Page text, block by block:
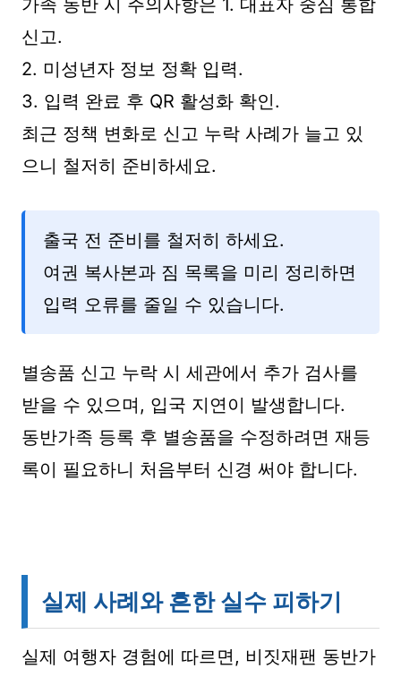
가족 동반 시 주의사항은 1. 대표자 중심 통합
신고.
2. 미성년자 정보 정확 입력.
3. 입력 완료 후 QR 활성화 확인.
최근 정책 변화로 신고 누락 사례가 늘고 있
으니 철저히 준비하세요.
출국 전 준비를 철저히 하세요.
여권 복사본과 짐 목록을 미리 정리하면
입력 오류를 줄일 수 있습니다.
별송품 신고 누락 시 세관에서 추가 검사를
받을 수 있으며, 입국 지연이 발생합니다.
동반가족 등록 후 별송품을 수정하려면 재등
록이 필요하니 처음부터 신경 써야 합니다.
실제 사례와 흔한 실수 피하기
실제 여행자 경험에 따르면, 비짓재팬 동반가